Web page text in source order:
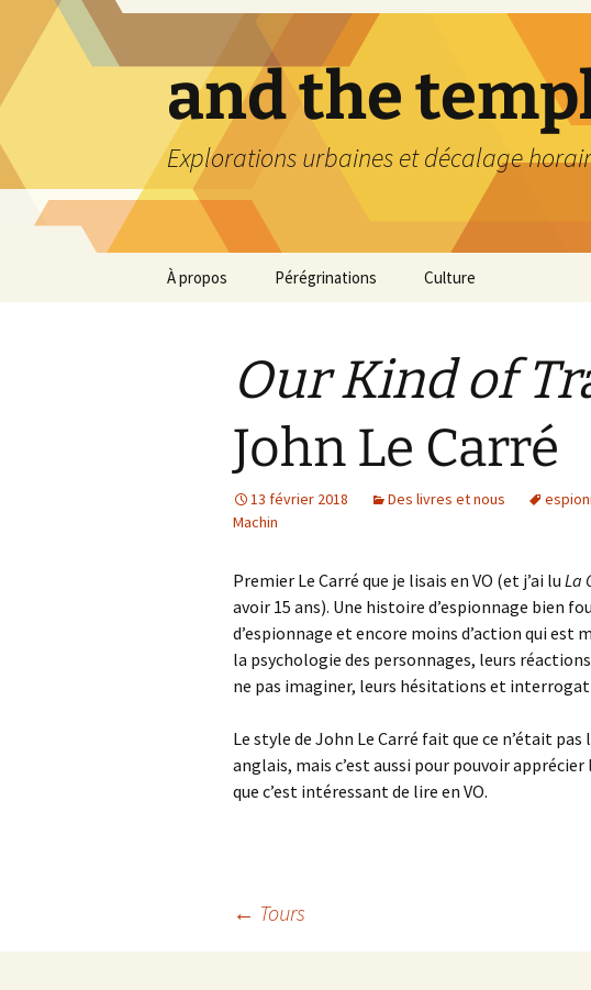
contenu
and the
Explorations urbaines et décalage
À propos Pérégrinations Culture
Our Kind of
John Le Carré
13 février 2018 Des livres et nous
Machin
Premier Le Carré que je lisais en VO (et j’ai lu La
avoir 15 ans). Une histoire d’espionnage bien
d’espionnage et encore moins d’action qui
la psychologie des personnages, leurs
ne pas imaginer, leurs hésitations et
Le style de John Le Carré fait que ce n’était
anglais, mais c’est aussi pour pouvoir
que c’est intéressant de lire en VO.
Navigation
← Tours